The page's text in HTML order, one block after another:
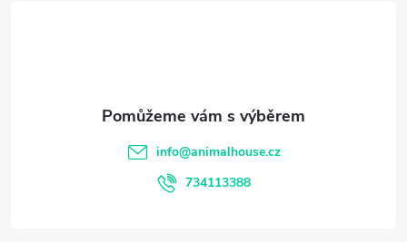
info@animalhouse.cz
734113388